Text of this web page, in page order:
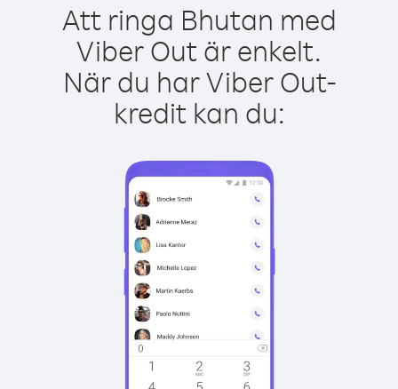
Att ringa Bhutan med
Viber Out är enkelt.
När du har Viber Out-
kredit kan du: